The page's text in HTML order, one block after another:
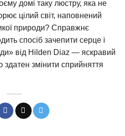
домі таку люстру, яка не
цілий світ, наповнений
природи? Справжнє
спосіб зачепити серце і
від Hilden Diaz — яскравий
здатен змінити сприйняття